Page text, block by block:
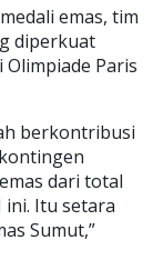
emas, tim
diperkuat
Paris
berkontribusi
dari total
ini. Itu setara
Sumut,”